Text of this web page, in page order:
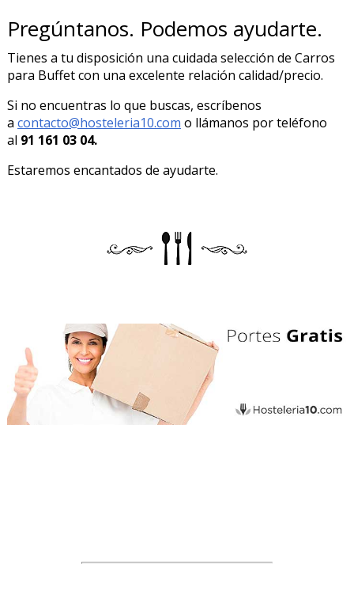
Pregúntanos. Podemos ayudarte.
Tienes a tu disposición una cuidada selección de Carros
para Buffet con una excelente relación calidad/precio.
Si no encuentras lo que buscas, escríbenos
a contacto@hosteleria10.com o llámanos por teléfono
al 91 161 03 04.
Estaremos encantados de ayudarte.